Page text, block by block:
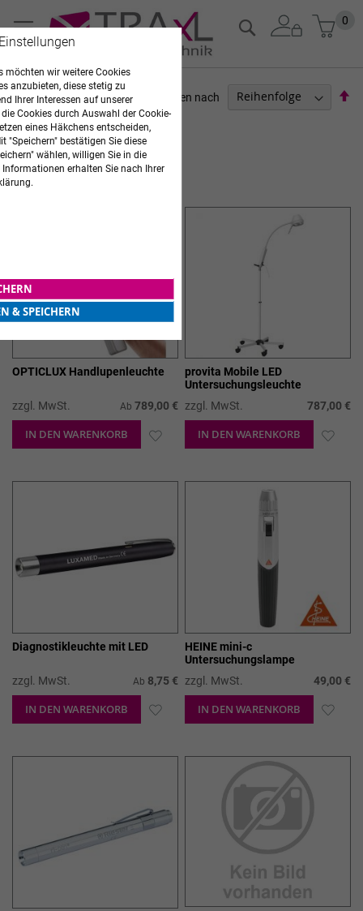
Zum
Inhalt
0
Suche
Artikel1-12 von24
Sortieren nach
LEUCHTEN
OPTICLUX Handlupenleuchte
zzgl. MwSt. Ab 789,00 €
IN DEN WARENKORB ZUR
provita Mobile LED
Untersuchungsleuchte
zzgl. MwSt.
787,00 €
IN DEN WARENKORB ZUR
Diagnostikleuchte mit LED
zzgl. MwSt. Ab 8,75 €
IN DEN WARENKORB ZUR
HEINE mini-c
Untersuchungslampe
zzgl. MwSt.
49,00 €
IN DEN WARENKORB ZUR
GERÄTE
möchten wir weitere Cookies
anzubieten, diese stetig zu
Ihrer Interessen auf unserer
Cookies durch Auswahl der Cookie-
eines Häkchens entscheiden,
"Speichern" bestätigen Sie diese
wählen, willigen Sie in die
erhalten Sie nach Ihrer
& SPEICHERN